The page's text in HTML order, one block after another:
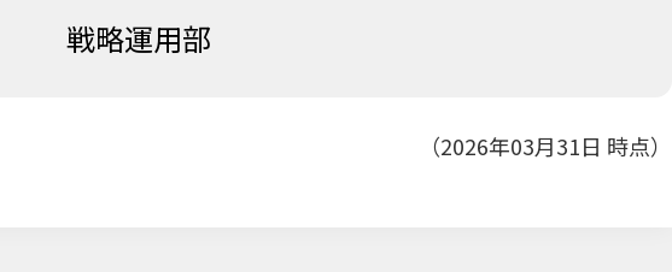
戦略運用部
（2026年03月31日 時点）